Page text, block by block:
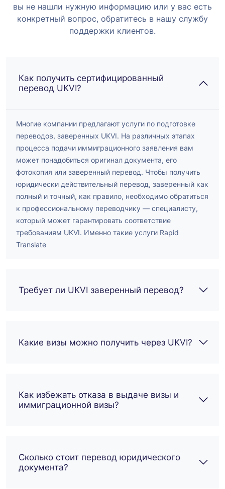
вы не нашли нужную информацию или у вас есть
конкретный вопрос, обратитесь в нашу службу
поддержки клиентов.
Как получить сертифицированный
перевод UKVI?
Многие компании предлагают услуги по подготовке
переводов, заверенных UKVI. На различных этапах
процесса подачи иммиграционного заявления вам
может понадобиться оригинал документа, его
фотокопия или заверенный перевод. Чтобы получить
юридически действительный перевод, заверенный как
полный и точный, как правило, необходимо обратиться
к профессиональному переводчику — специалисту,
который может гарантировать соответствие
требованиям UKVI. Именно такие услуги Rapid
Translate
Требует ли UKVI заверенный перевод?
Какие визы можно получить через UKVI?
Как избежать отказа в выдаче визы и
иммиграционной визы?
Сколько стоит перевод юридического
документа?